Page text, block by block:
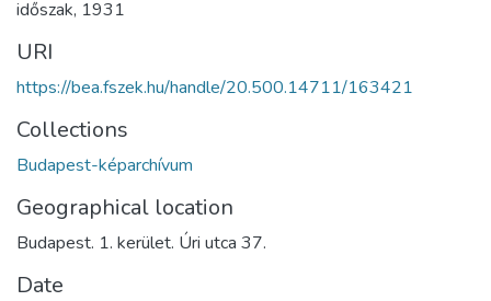
időszak, 1931
URI
https://bea.fszek.hu/handle/20.500.14711/163421
Collections
Budapest-képarchívum
Geographical location
Budapest. 1. kerület. Úri utca 37.
Date